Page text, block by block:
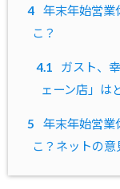
4
年末年始営業
こ？
4.1
ガスト、
ェーン店」は
5
年末年始営業
こ？ネットの意